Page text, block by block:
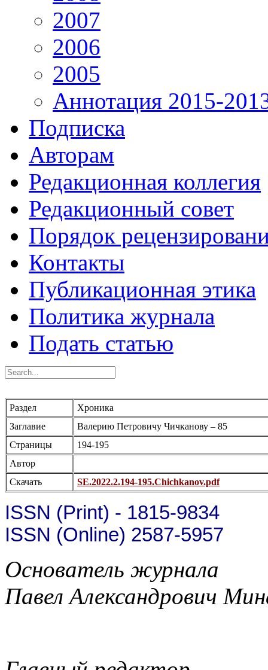
2007
2006
2005
Аннотация 2015-
Подписка
Авторам
Редакционная коллегия
Редакционный совет
Порядок
Контакты
Публикационная этика
Политика журнала
Подать статью
Раздел
Хроника
Заглавие
Валерию Петровичу Чичканову – 85
Страницы
194-195
Автор
Скачать
SE.2022.2.194-195.Chichkanov.pdf
ISSN (Print) - 1815-9834
ISSN (Online) 2587-5957
Основатель журнала
Павел Александрович